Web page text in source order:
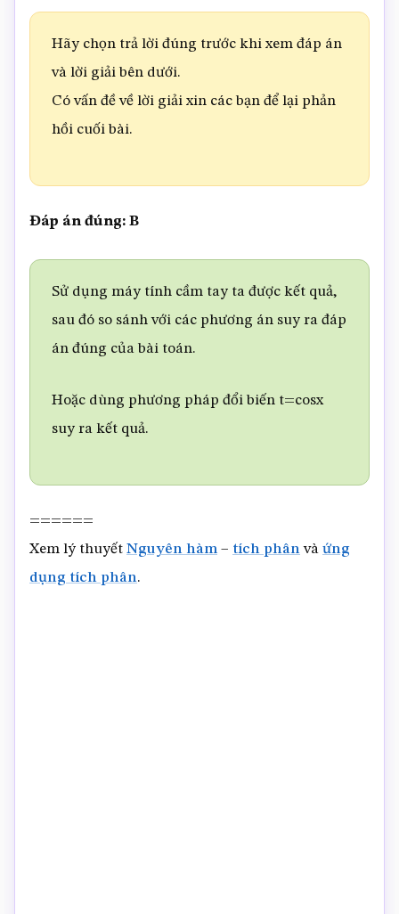
Hãy chọn trả lời đúng trước khi xem đáp án
và lời giải bên dưới.
Có vấn đề về lời giải xin các bạn để lại phản
hồi cuối bài.
Đáp án đúng: B
Sử dụng máy tính cầm tay ta được kết quả,
sau đó so sánh với các phương án suy ra đáp
án đúng của bài toán.
Hoặc dùng phương pháp đổi biến t=cosx
suy ra kết quả.
======
Xem lý thuyết Nguyên hàm – tích phânvà ứng
dụng tích phân.